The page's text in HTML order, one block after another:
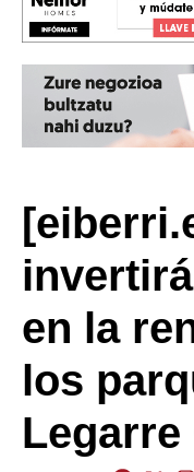
en la
los
Legarre